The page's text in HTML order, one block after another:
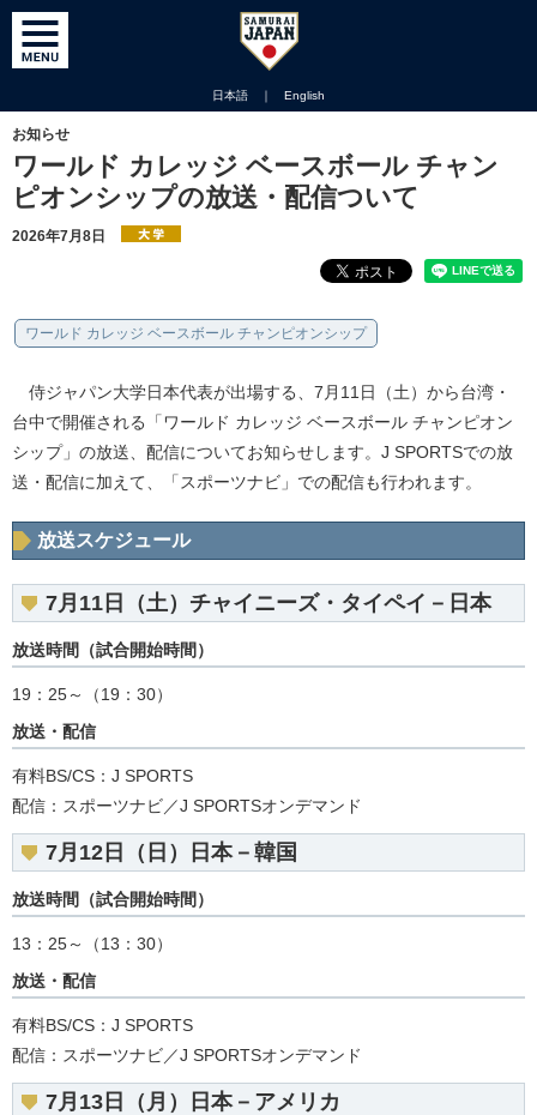
日本語 ｜ English
お知らせ
ワールド カレッジ ベースボール チャン
ピオンシップの放送・配信ついて
2026年7月8日
ワールド カレッジ ベースボール チャンピオンシップ
侍ジャパン大学日本代表が出場する、7月11日（土）から台湾・
台中で開催される「ワールド カレッジ ベースボール チャンピオン
シップ」の放送、配信についてお知らせします。J SPORTSでの放
送・配信に加えて、「スポーツナビ」での配信も行われます。
放送スケジュール
7月11日（土）チャイニーズ・タイペイ－日本
放送時間（試合開始時間）
19：25～（19：30）
放送・配信
有料BS/CS：J SPORTS
配信：スポーツナビ／J SPORTSオンデマンド
7月12日（日）日本－韓国
放送時間（試合開始時間）
13：25～（13：30）
放送・配信
有料BS/CS：J SPORTS
配信：スポーツナビ／J SPORTSオンデマンド
7月13日（月）日本－アメリカ